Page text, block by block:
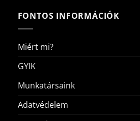
FONTOS INFORMÁCIÓK
Miért mi?
GYIK
Munkatársaink
Adatvédelem